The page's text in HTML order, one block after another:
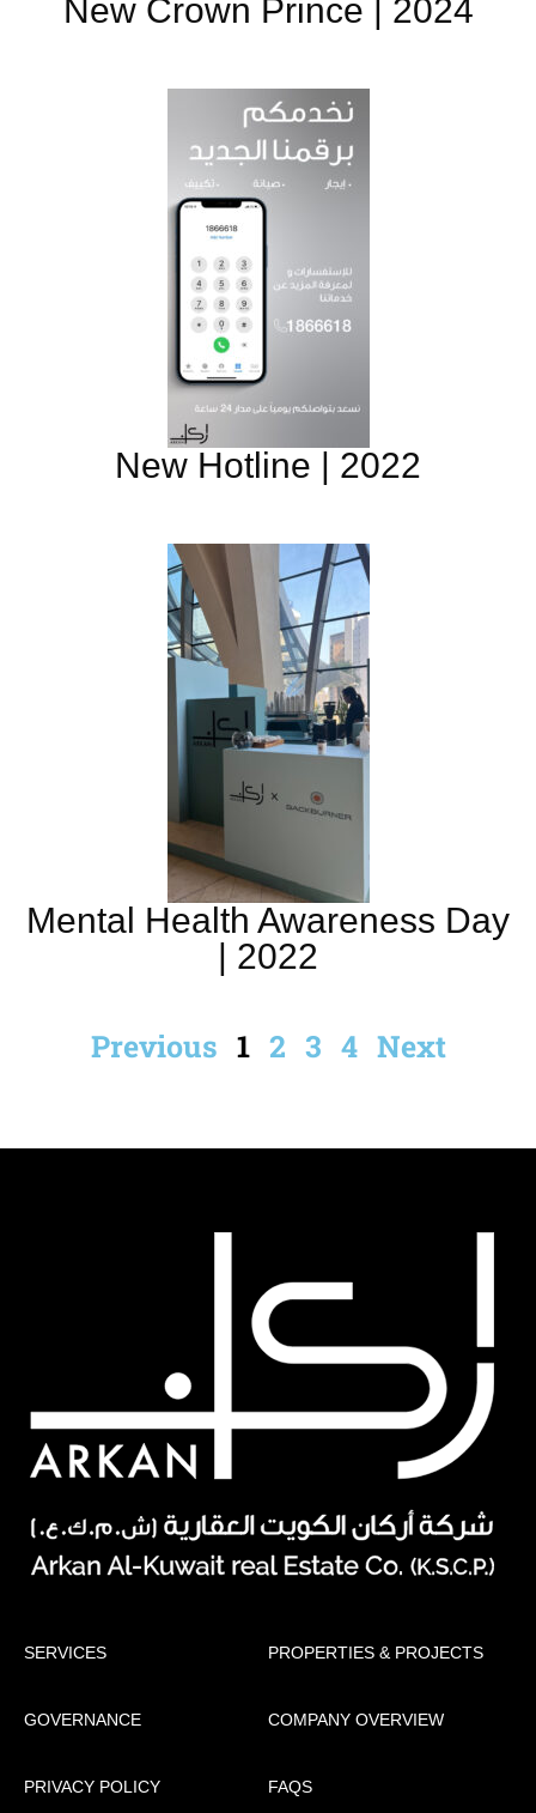
New Crown Prince | 2024
New Hotline | 2022
Mental Health Awareness Day
| 2022
Previous 1 2 3 4 Next
SERVICES PROPERTIES & PROJECTS
GOVERNANCE COMPANY OVERVIEW
PRIVACY POLICY FAQS